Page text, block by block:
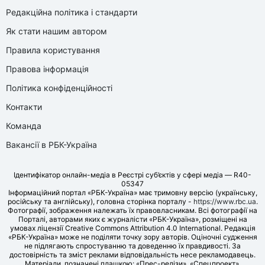
Редакційна політика і стандарти
Як стати нашим автором
Правила користування
Правова інформація
Політика конфіденційності
Контакти
Команда
Вакансії в РБК-Україна
Ідентифікатор онлайн-медіа в Реєстрі суб’єктів у сфері медіа — R40-
05347
Інформаційний портал «РБК-Україна» має тримовну версію (українську,
російську та англійську), головна сторінка порталу - https://www.rbc.ua.
Фотографії, зображення належать їх правовласникам. Всі фотографії на
Порталі, авторами яких є журналісти «РБК-Україна», розміщені на
умовах ліцензії Creative Commons Attribution 4.0 International. Редакція
«РБК-Україна» може не поділяти точку зору авторів. Оціночні судження
не підлягають спростуванню та доведенню їх правдивості. За
достовірність та зміст реклами відповідальність несе рекламодавець.